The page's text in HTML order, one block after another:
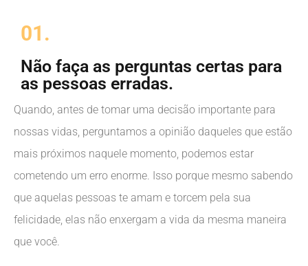
01.
Não faça as perguntas certas para
as pessoas erradas.
Quando, antes de tomar uma decisão importante para
nossas vidas, perguntamos a opinião daqueles que estão
mais próximos naquele momento, podemos estar
cometendo um erro enorme. Isso porque mesmo sabendo
que aquelas pessoas te amam e torcem pela sua
felicidade, elas não enxergam a vida da mesma maneira
que você.